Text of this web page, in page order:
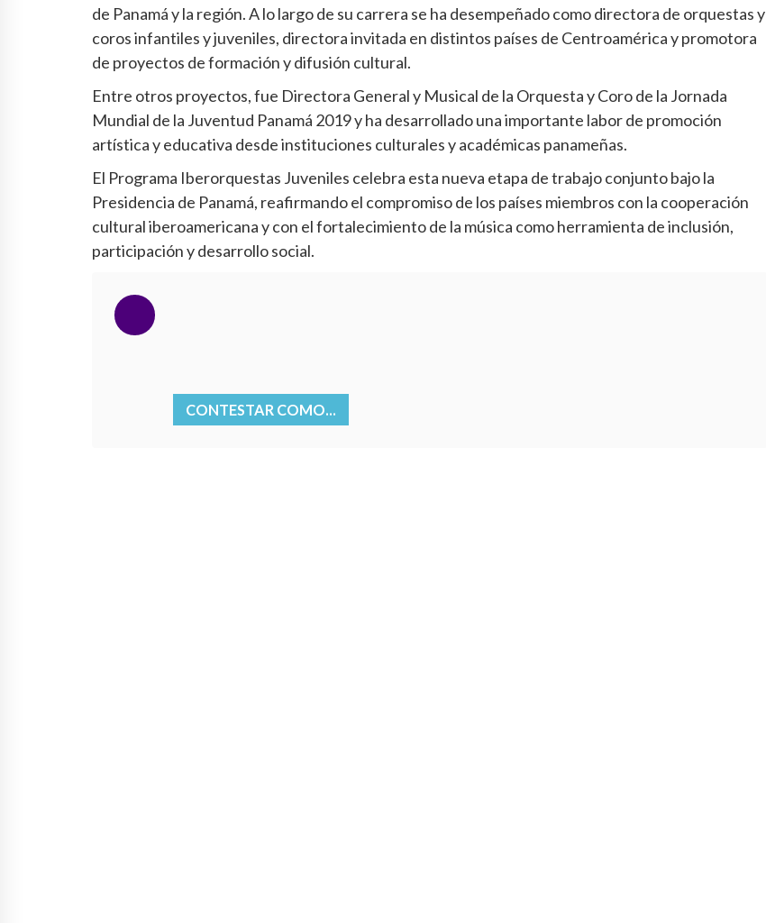
de Panamá y la región. A lo largo de su carrera se ha desempeñado como directora de orquestas y
coros infantiles y juveniles, directora invitada en distintos países de Centroamérica y promotora
de proyectos de formación y difusión cultural.
Entre otros proyectos, fue Directora General y Musical de la Orquesta y Coro de la Jornada
Mundial de la Juventud Panamá 2019 y ha desarrollado una importante labor de promoción
artística y educativa desde instituciones culturales y académicas panameñas.
El Programa Iberorquestas Juveniles celebra esta nueva etapa de trabajo conjunto bajo la
Presidencia de Panamá, reafirmando el compromiso de los países miembros con la cooperación
cultural iberoamericana y con el fortalecimiento de la música como herramienta de inclusión,
participación y desarrollo social.
CONTESTAR COMO...